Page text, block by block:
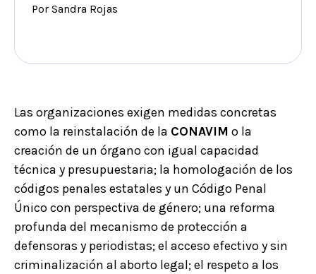
Por Sandra Rojas
Las organizaciones exigen medidas concretas
como la reinstalación de la CONAVIM o la
creación de un órgano con igual capacidad
técnica y presupuestaria; la homologación de los
códigos penales estatales y un Código Penal
Único con perspectiva de género; una reforma
profunda del mecanismo de protección a
defensoras y periodistas; el acceso efectivo y sin
criminalización al aborto legal; el respeto a los